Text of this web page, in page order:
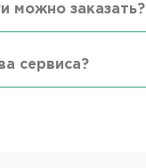
можно заказать?
сервиса?